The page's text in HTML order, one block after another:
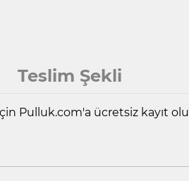
Teslim Şekli
Pulluk.com'a ücretsiz kayıt